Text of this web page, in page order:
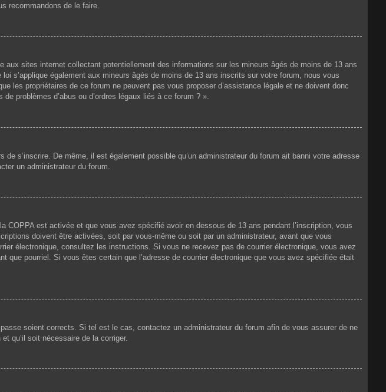
recommandons de le faire.
sites internet collectant potentiellement des informations sur les mineurs âgés de moins de 13 ans
s’applique également aux mineurs âgés de moins de 13 ans inscrits sur votre forum, nous vous
les propriétaires de ce forum ne peuvent pas vous proposer d’assistance légale et ne doivent donc
problèmes d’abus ou d’ordres légaux liés à ce forum ? ».
s’inscrire. De même, il est également possible qu’un administrateur du forum ait banni votre adresse
un administrateur du forum.
est activée et que vous avez spécifié avoir en dessous de 13 ans pendant l’inscription, vous
doivent être activées, soit par vous-même ou soit par un administrateur, avant que vous
électronique, consultez les instructions. Si vous ne recevez pas de courrier électronique, vous avez
pourriel. Si vous êtes certain que l’adresse de courrier électronique que vous avez spécifiée était
soient corrects. Si tel est le cas, contactez un administrateur du forum afin de vous assurer de ne
qu’il soit nécessaire de la corriger.